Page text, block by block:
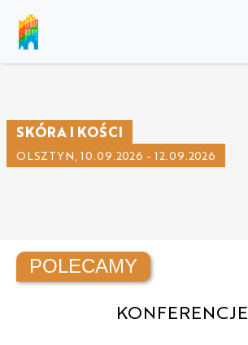
SKÓRA I KOŚCI
OLSZTYN, 10.09.2026 - 12.09.2026
POLECAMY
KONFERENCJE